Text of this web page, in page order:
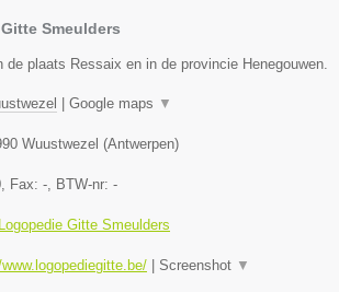
Smeulders
de plaats Ressaix en in de provincie Henegouwen.
Google maps ▼
Wuustwezel (Antwerpen)
, Fax: -, BTW-nr: -
Gitte Smeulders
Screenshot ▼